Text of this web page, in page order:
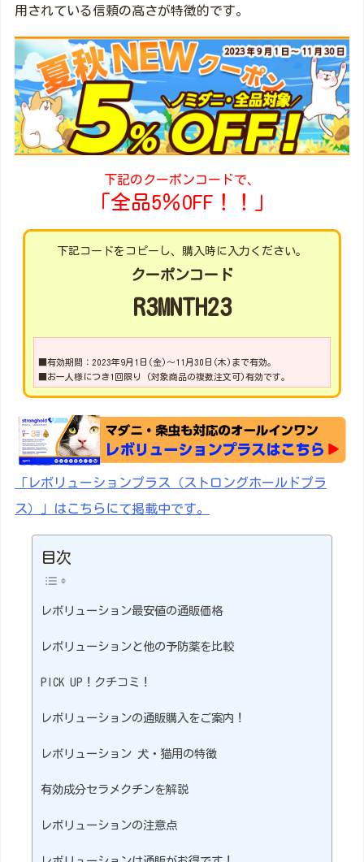
用されている信頼の高さが特徴的です。
下記のクーポンコードで、
「全品5％OFF！！」
下記コードをコピーし、購入時に入力ください。
クーポンコード
R3MNTH23
■有効期間：2023年9月1日(金)～11月30日(木)まで有効。
■お一人様につき1回限り (対象商品の複数注文可)有効です。
「レボリューションプラス（ストロングホールドプラ
ス）」はこちらにて掲載中です。
目次
レボリューション最安値の通販価格
レボリューションと他の予防薬を比較
PICK UP！クチコミ！
レボリューションの通販購入をご案内！
レボリューション 犬・猫用の特徴
有効成分セラメクチンを解説
レボリューションの注意点